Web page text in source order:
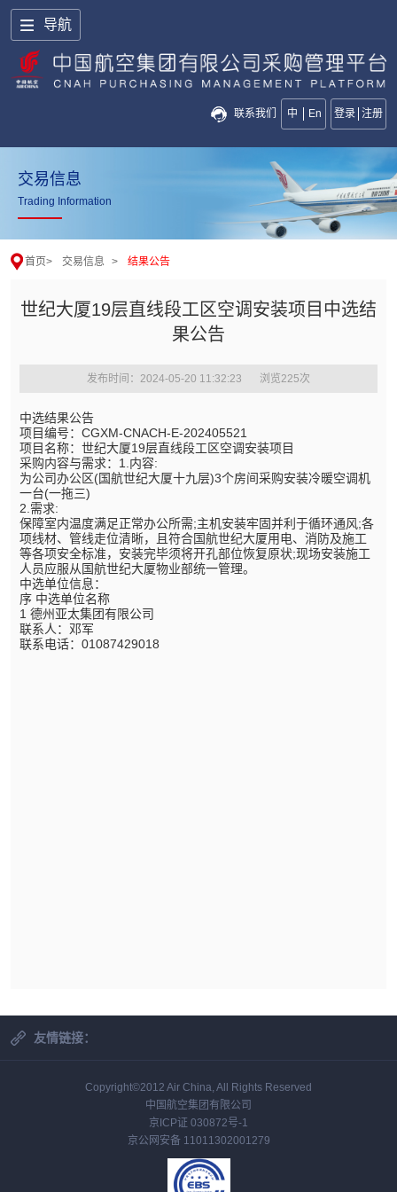
导航
联系我们 中 En 登录 注册
交易信息
Trading Information
首页> 交易信息 > 结果公告
世纪大厦19层直线段工区空调安装项目中选结
果公告
发布时间：2024-05-20 11:32:23 浏览225次
中选结果公告
项目编号：CGXM-CNACH-E-202405521
项目名称：世纪大厦19层直线段工区空调安装项目
采购内容与需求：1.内容:
为公司办公区(国航世纪大厦十九层)3个房间采购安装冷暖空调机
一台(一拖三)
2.需求:
保障室内温度满足正常办公所需;主机安装牢固并利于循环通风;各
项线材、管线走位清晰，且符合国航世纪大厦用电、消防及施工
等各项安全标准，安装完毕须将开孔部位恢复原状;现场安装施工
人员应服从国航世纪大厦物业部统一管理。
中选单位信息：
序 中选单位名称
1 德州亚太集团有限公司
联系人：邓军
联系电话：01087429018
友情链接：
Copyright©2012 Air China, All Rights Reserved
中国航空集团有限公司
京ICP证 030872号-1
京公网安备 11011302001279